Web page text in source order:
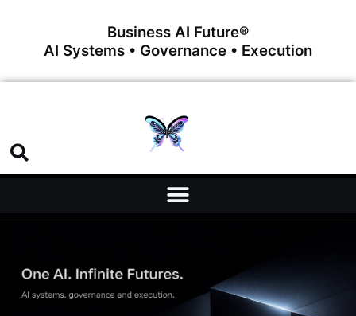
Business AI Future®
AI Systems • Governance • Execution